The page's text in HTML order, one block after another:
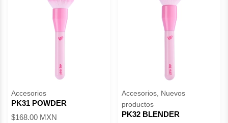
Accesorios
PK31 POWDER
$168.00 MXN
Accesorios, Nuevos
productos
PK32 BLENDER